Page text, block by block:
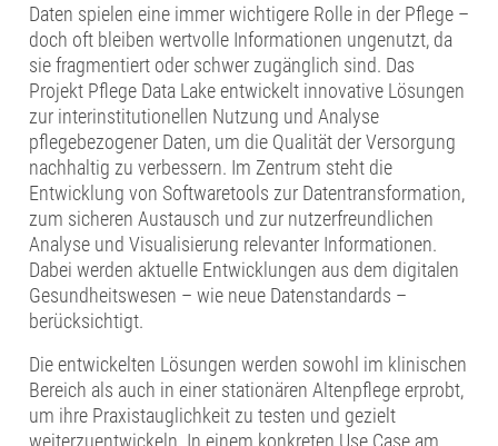
Daten spielen eine immer wichtigere Rolle in der Pflege –
doch oft bleiben wertvolle Informationen ungenutzt, da
sie fragmentiert oder schwer zugänglich sind. Das
Projekt Pflege Data Lake entwickelt innovative Lösungen
zur interinstitutionellen Nutzung und Analyse
pflegebezogener Daten, um die Qualität der Versorgung
nachhaltig zu verbessern. Im Zentrum steht die
Entwicklung von Softwaretools zur Datentransformation,
zum sicheren Austausch und zur nutzerfreundlichen
Analyse und Visualisierung relevanter Informationen.
Dabei werden aktuelle Entwicklungen aus dem digitalen
Gesundheitswesen – wie neue Datenstandards –
berücksichtigt.
Die entwickelten Lösungen werden sowohl im klinischen
Bereich als auch in einer stationären Altenpflege erprobt,
um ihre Praxistauglichkeit zu testen und gezielt
weiterzuentwickeln. In einem konkreten Use Case am